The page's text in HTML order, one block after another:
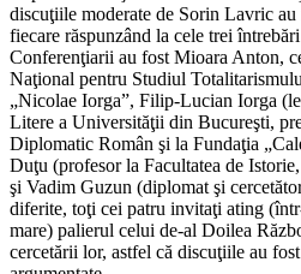
discuţiile moderate de Sorin Lavric
fiecare răspunzând la cele trei
Conferenţiarii au fost Mioara Anton,
Naţional pentru Studiul
„Nicolae Iorga”, Filip-Lucian Iorga
Litere a Universităţii din Bucureşti,
Diplomatic Român şi la Fundaţia
Duţu (profesor la Facultatea de
şi Vadim Guzun (diplomat şi
diferite, toţi cei patru invitaţi ating
mare) palierul celui de-al Doilea
cercetării lor, astfel că discuţiile au